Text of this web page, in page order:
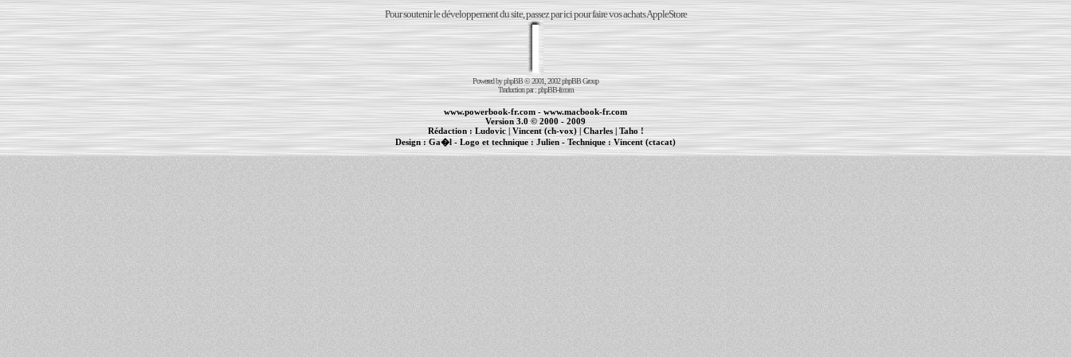
Pour soutenir le développement du site, passez par ici pour faire vos achats AppleStore
Powered byphpBB© 2001, 2002 phpBB Group
Traduction par :phpBB-fr.com
www.powerbook-fr.com - www.macbook-fr.com
Version 3.0 © 2000 - 2009
Rédaction : Ludovic|Vincent (ch-vox)| Charles|Taho !
Design :Ga�l - Logo et technique : Julien - Technique :Vincent (ctacat)
| | cr�ation de sites Internet